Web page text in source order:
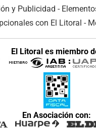
y Publicidad -
con El Litoral -
El Litoral es miembro
En Asociación con: